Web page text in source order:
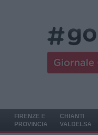
FIRENZE E
PROVINCIA
CHIANTI
VALDELSA